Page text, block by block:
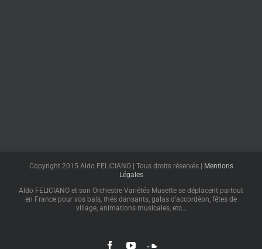
Copyright 2015 Aldo FELICIANO | Tous droits réservés |
Mentions
Légales
Aldo FELICIANO et son Orchestre Variétés Musette se déplacent partout
en France pour vos bals, thés dansants, galas d'accordéon, fêtes de
village, animations musicales, etc…
FacebookYouTubeSoundCloud